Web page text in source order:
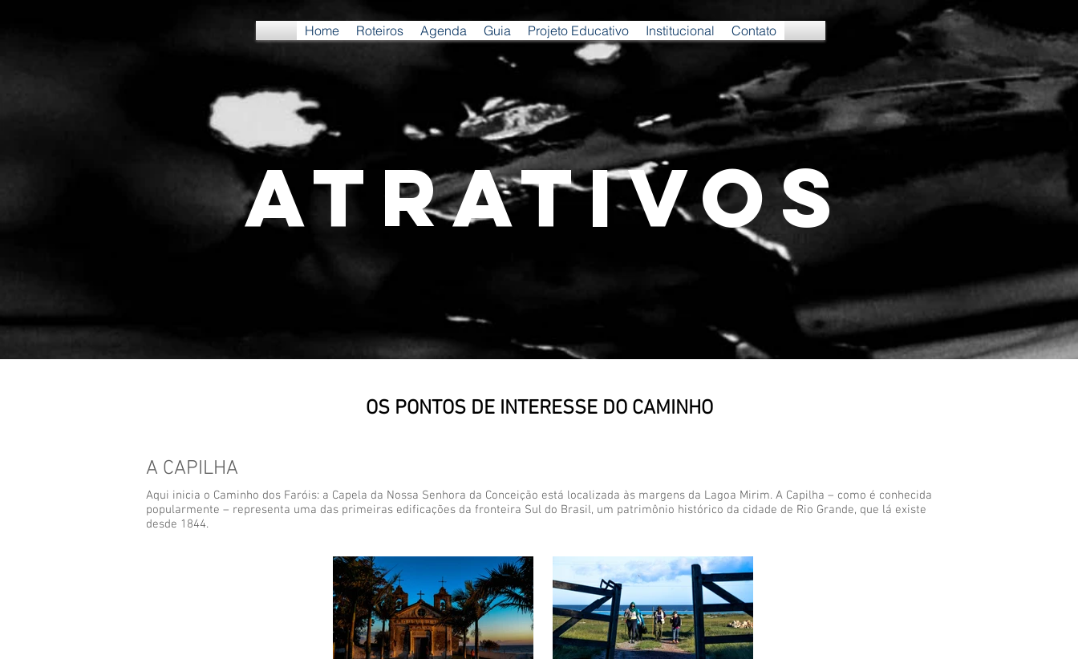
Home Roteiros Agenda Guia Projeto Educativo Institucional Contato
ATRATIVOS
OS PONTOS DE INTERESSE DO CAMINHO
A CAPILHA
Aqui inicia o Caminho dos Faróis: a Capela da Nossa Senhora da Conceição está localizada às margens da Lagoa Mirim. A Capilha – como é conhecida
popularmente – representa uma das primeiras edificações da fronteira Sul do Brasil, um patrimônio histórico da cidade de Rio Grande, que lá existe
desde 1844.